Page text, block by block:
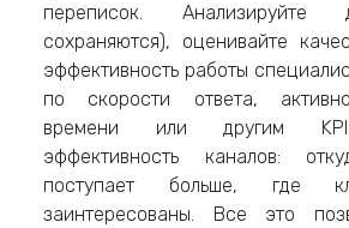
переписок. Анализируйте
сохраняются), оценивайте
эффективность работы
по скорости ответа,
времени или другим
эффективность каналов:
поступает больше, где
заинтересованы. Все это